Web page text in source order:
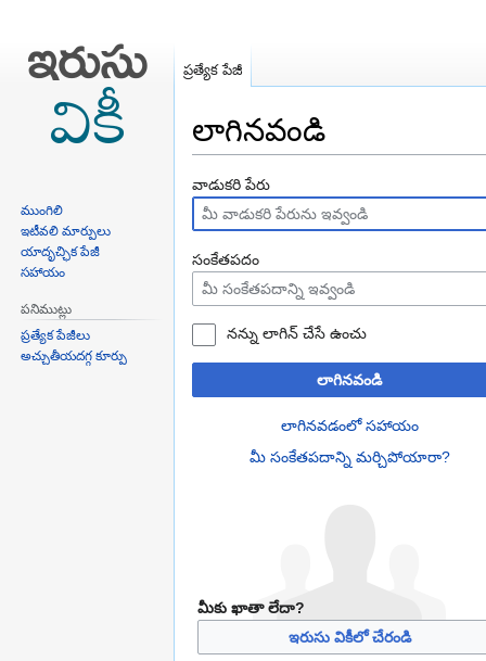
లాగినవండి
Jump
to
navigation
Jump
to
search
వాడుకరి పేరు
సంకేతపదం
నన్ను లాగిన్ చేసే ఉంచు
లాగినవండి
లాగినవడంలో సహాయం
మీ సంకేతపదాన్ని మర్చిపోయారా?
మీకు ఖాతా లేదా?
ఇరుసు వికీలో చేరండి
ప్రత్యేక పేజీ
ముంగిలి
ఇటీవలి మార్పులు
యాదృచ్ఛిక పేజీ
సహాయం
పనిముట్లు
ప్రత్యేక పేజీలు
అచ్చుతీయదగ్గ కూర్పు